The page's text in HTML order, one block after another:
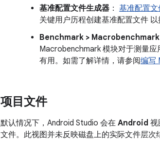
基准配置文件生成器 ： 基准配置文
关键用户历程创建基准配置文件 以
Benchmark > Macrobenchmark
Macrobenchmark 模块对于测量
有用。如需了解详情，请参阅编写
项目文件
默认情况下，Android Studio 会在 Android 视
文件。此视图并未反映磁盘上的实际文件层次